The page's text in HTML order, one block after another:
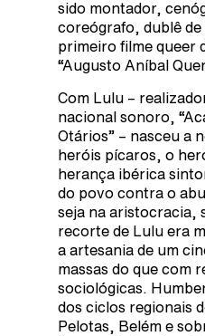
sido montador,
coreógrafo, dublê
primeiro filme queer
“Augusto Aníbal
Com Lulu –
nacional sonoro,
Otários” – nasceu a
heróis pícaros, o
herança ibérica
do povo contra o
seja na aristocracia,
recorte de Lulu era
a artesania de um
massas do que com
sociológicas.
dos ciclos regionais
Pelotas, Belém e